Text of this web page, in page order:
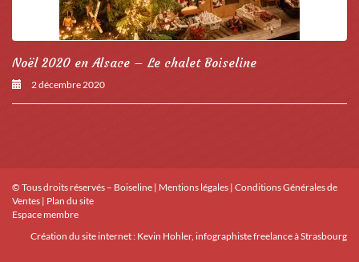
Noël 2020 en Alsace – Le chalet Boiseline
2 décembre 2020
© Tous droits réservés – Boiseline | Mentions légales | Conditions Générales de
Ventes | Plan du site
Espace membre
Création du site internet : Kevin Hohler, infographiste freelance à Strasbourg